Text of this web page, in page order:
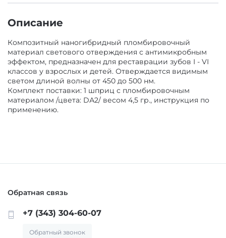
ЗАЩИТА ВРАЧА И ПАЦИЕНТА
АКСЕССУАРЫ И ПРИНАДЛЕЖНОСТИ
МАТЕРИАЛЫ ЛЕЧЕБНЫЕ
МАТЕРИАЛЫ ДЛЯ ОТБЕЛИВАНИЯ ЗУБОВ
ВСПОМОГАТЕЛЬНЫЕ СРЕДСТВА
СРЕДСТВА ДЛЯ ИЗОЛЯЦИИ /БЕЗ СРОКА/
МАТЕРИАЛЫ/ИНСТРУМЕНТЫ ДЛЯ
ОБОРУДОВАНИЕ И ЗАПАСНЫЕ ЧАСТИ
Описание
Композитный наногибридный пломбировочный
материал светового отверждения с антимикробным
эффектом, предназначен для реставрации зубов I - VI
классов у взрослых и детей. Отверждается видимым
светом длиной волны от 450 до 500 нм.
Комплект поставки: 1 шприц с пломбировочным
материалом /цвета: DА2/ весом 4,5 гр., инструкция по
применению.
Обратная связь
+7 (343) 304-60-07
Обратный звонок